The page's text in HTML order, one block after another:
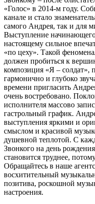
«Голос» в 2014-м году.
канале и стало
самого Андрея, так и для
Выступление
настоящему сильное
«по цеху». Такой
должен пробиться к
композиция «Я – солдат»,
гармонично и глубоко
времени пригласить
очень востребовано.
исполнителя массово
гастрольный график.
выступления яркими и
смыслом и красивой
душевной теплотой. С
Звонкого на день
становится труднее,
Обращайтесь в наше
восхитительный
позитива, роскошной
настроения.